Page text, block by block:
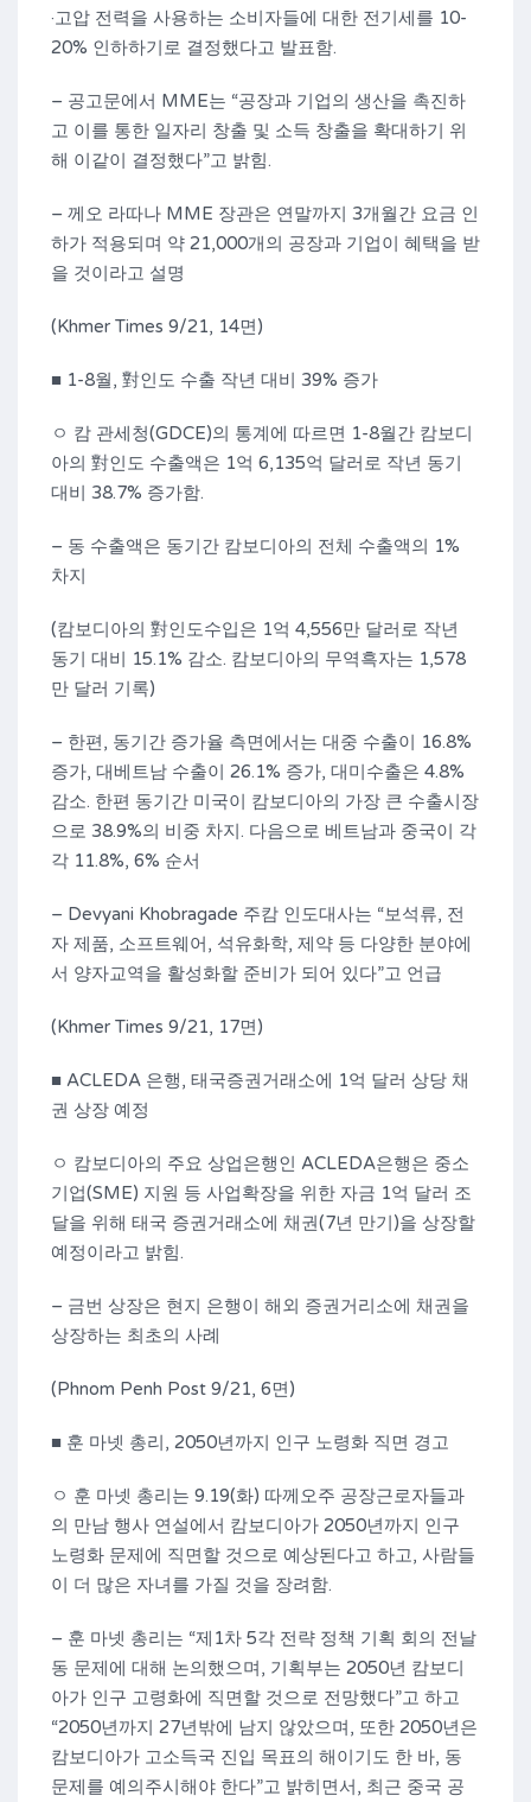
·고압 전력을 사용하는 소비자들에 대한 전기세를 10-
20% 인하하기로 결정했다고 발표함.
– 공고문에서 MME는 “공장과 기업의 생산을 촉진하
고 이를 통한 일자리 창출 및 소득 창출을 확대하기 위
해 이같이 결정했다”고 밝힘.
– 께오 라따나 MME 장관은 연말까지 3개월간 요금 인
하가 적용되며 약 21,000개의 공장과 기업이 혜택을 받
을 것이라고 설명
(Khmer Times 9/21, 14면)
■ 1-8월, 對인도 수출 작년 대비 39% 증가
ㅇ 캄 관세청(GDCE)의 통계에 따르면 1-8월간 캄보디
아의 對인도 수출액은 1억 6,135억 달러로 작년 동기
대비 38.7% 증가함.
– 동 수출액은 동기간 캄보디아의 전체 수출액의 1%
차지
(캄보디아의 對인도수입은 1억 4,556만 달러로 작년
동기 대비 15.1% 감소. 캄보디아의 무역흑자는 1,578
만 달러 기록)
– 한편, 동기간 증가율 측면에서는 대중 수출이 16.8%
증가, 대베트남 수출이 26.1% 증가, 대미수출은 4.8%
감소. 한편 동기간 미국이 캄보디아의 가장 큰 수출시장
으로 38.9%의 비중 차지. 다음으로 베트남과 중국이 각
각 11.8%, 6% 순서
– Devyani Khobragade 주캄 인도대사는 “보석류, 전
자 제품, 소프트웨어, 석유화학, 제약 등 다양한 분야에
서 양자교역을 활성화할 준비가 되어 있다”고 언급
(Khmer Times 9/21, 17면)
■ ACLEDA 은행, 태국증권거래소에 1억 달러 상당 채
권 상장 예정
ㅇ 캄보디아의 주요 상업은행인 ACLEDA은행은 중소
기업(SME) 지원 등 사업확장을 위한 자금 1억 달러 조
달을 위해 태국 증권거래소에 채권(7년 만기)을 상장할
예정이라고 밝힘.
– 금번 상장은 현지 은행이 해외 증권거리소에 채권을
상장하는 최초의 사례
(Phnom Penh Post 9/21, 6면)
■ 훈 마넷 총리, 2050년까지 인구 노령화 직면 경고
ㅇ 훈 마넷 총리는 9.19(화) 따께오주 공장근로자들과
의 만남 행사 연설에서 캄보디아가 2050년까지 인구
노령화 문제에 직면할 것으로 예상된다고 하고, 사람들
이 더 많은 자녀를 가질 것을 장려함.
– 훈 마넷 총리는 “제1차 5각 전략 정책 기획 회의 전날
동 문제에 대해 논의했으며, 기획부는 2050년 캄보디
아가 인구 고령화에 직면할 것으로 전망했다”고 하고
“2050년까지 27년밖에 남지 않았으며, 또한 2050년은
캄보디아가 고소득국 진입 목표의 해이기도 한 바, 동
문제를 예의주시해야 한다”고 밝히면서, 최근 중국 공